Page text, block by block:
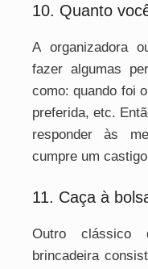
10. Quanto
A organizadora
fazer algumas
como: quando foi
preferida, etc.
responder às
cumpre um
11. Caça à
Outro
brincadeira